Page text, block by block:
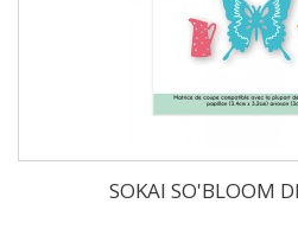
SOKAI SO'BLOOM